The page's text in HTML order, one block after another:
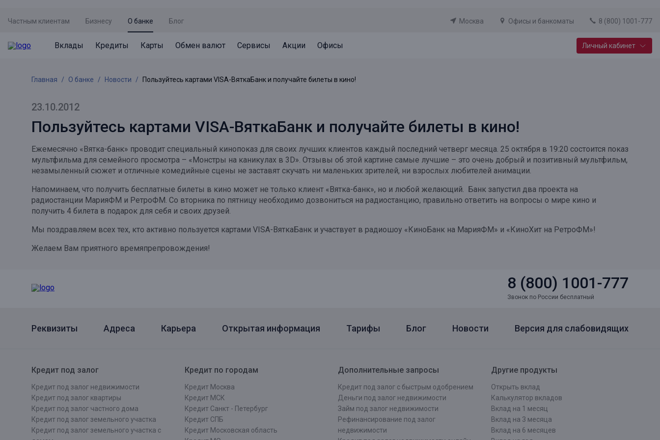
Частным клиентам Бизнесу О банке Блог Москва Офисы и банкоматы 8 (800) 1001-777
Вклады
Не упусти момент
Просто вклад
Накопительный
Отличная стратегия+
Новый старт
Валютный плюс
Онлайн
Система страхования вкладов
Архив вкладов
Подробнее
Кредиты
Кредит под залог недвижимости
Рефинансирование
Кредит на автомобиль
Потребительский кредит
Привилегии для клиентов
Реструктуризация
Оценка недвижимости
Подбор новой недвижимости
Карты
Дебетовая карта с пакетом услуг
Премиальная карта Mir Supreme
Пенсионная карта
Все карты
Документы
Кешбэк
Обмен валют
Курсы валют
Бронирование валюты
Курсы валют ЦБ
Сервисы
Оплата кредита
Оценка недвижимости
Подбор новой недвижимости
СБПей
Госуслуги
Регистрация в ЕБС
Удаленная идентификация
Мобильное приложение
Все сервисы
Акции
Акция «Приведи друга»
Акция «Ставка на бизнес»
Офисы Личный кабинет
Главная О банке Новости Пользуйтесь картами VISA-ВяткаБанк и получайте билеты в кино!
23.10.2012
Пользуйтесь картами VISA-ВяткаБанк и получайте билеты в кино!
Ежемесячно «Вятка-банк» проводит специальный кинопоказ для своих лучших клиентов каждый последний четверг месяца. 25 октября в 19:20 состоится показ
мультфильма для семейного просмотра – «Монстры на каникулах в 3D». Отзывы об этой картине самые лучшие – это очень добрый и позитивный мультфильм,
незамыленный сюжет и отличные комедийные сцены не заставят скучать ни маленьких зрителей, ни взрослых любителей анимации.
Напоминаем, что получить бесплатные билеты в кино может не только клиент «Вятка-банк», но и любой желающий. Банк запустил два проекта на
радиостанции МарияФМ и РетроФМ. Со вторника по пятницу необходимо дозвониться на радиостанцию, правильно ответить на вопросы о мире кино и
получить 4 билета в подарок для себя и своих друзей.
Мы поздравляем всех тех, кто активно пользуется картами VISА-ВяткаБанк и участвует в радиошоу «КиноБанк на МарияФМ» и «КиноХит на РетроФМ»!
Желаем Вам приятного времяпрепровождения!
8 (800) 1001-777
Звонок по России бесплатный
Реквизиты Адреса Карьера Открытая информация Тарифы Блог Новости Версия для слабовидящих
Кредит под залог
Кредит под залог недвижимости
Кредит под залог квартиры
Кредит под залог частного дома
Кредит под залог земельного участка
Кредит под залог земельного участка с
Кредит по городам
Кредит Москва
Кредит МСК
Кредит Санкт - Петербург
Кредит СПБ
Кредит Московская область
Дополнительные запросы
Кредит под залог с быстрым одобрением
Деньги под залог недвижимости
Займ под залог недвижимости
Рефинансирование под залог
недвижимости
Другие продукты
Открыть вклад
Калькулятор вкладов
Вклад на 1 месяц
Вклад на 3 месяца
Вклад на 6 месяцев